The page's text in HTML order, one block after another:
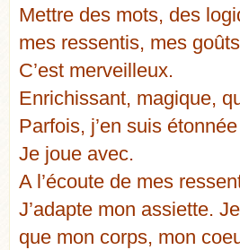
Mettre des mots, des
mes ressentis, mes
C’est merveilleux.
Enrichissant, magique,
Parfois, j’en suis
Je joue avec.
A l’écoute de mes
J’adapte mon assiette.
que mon corps, mon